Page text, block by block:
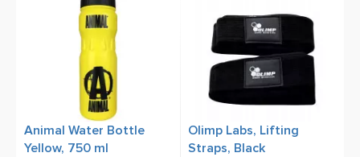
Animal Water Bottle
Yellow, 750 ml
Olimp Labs, Lifting
Straps, Black